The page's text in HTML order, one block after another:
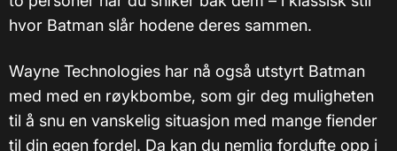
hvor Batman slår hodene deres sammen.
Wayne Technologies har nå også utstyrt Batman
med med en røykbombe, som gir deg muligheten
til å snu en vanskelig situasjon med mange fiender
til din egen fordel. Da kan du nemlig fordufte opp i